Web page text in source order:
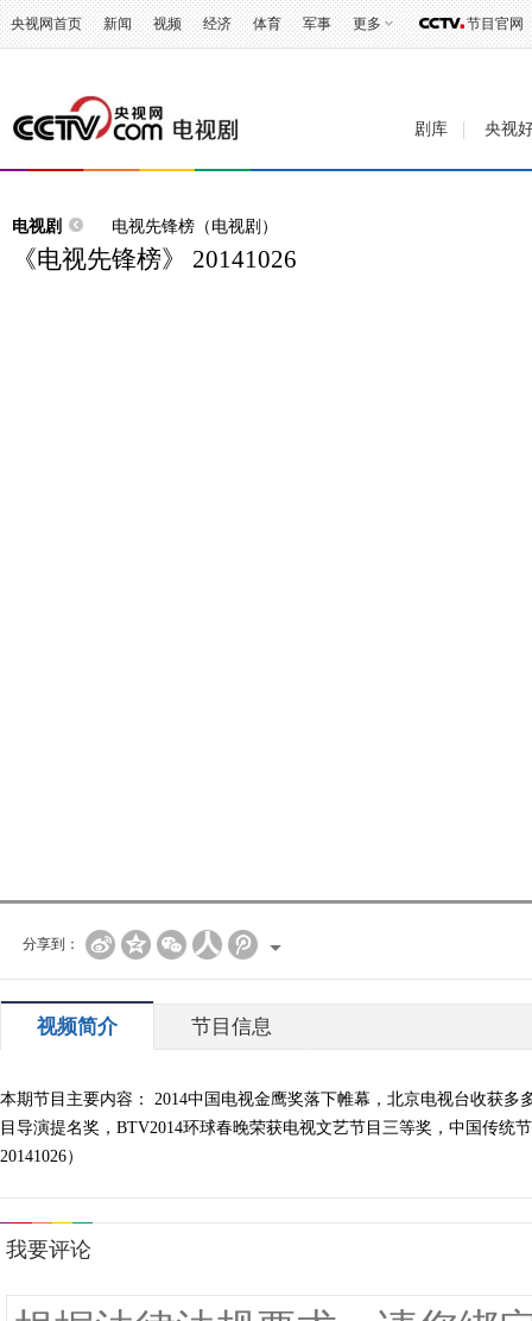
央视网首页 新闻 视频 经济 体育 军事 更多 节目官网
剧库 央视
电视剧 电视先锋榜（电视剧）
《电视先锋榜》 20141026
分享到：
视频简介 节目信息
本期节目主要内容： 2014中国电视金鹰奖落下帷幕，北京电视台收获
目导演提名奖，BTV2014环球春晚荣获电视文艺节目三等奖，中国传
20141026）